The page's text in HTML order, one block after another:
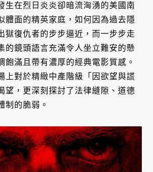
生在烈日炎炎卻暗流洶湧的美國南
體面的精英家庭，如何因為過去隱
獄復仇者的步步逼近，而一步步走
的鏡頭語言充滿令人坐立難安的懸
飽滿且帶有濃厚的經典電影質感。
上對於精緻中產階級「因欲望與謊
望，更深刻探討了法律縫隙、道德
制的脆弱。